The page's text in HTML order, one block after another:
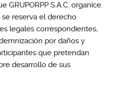
GRUPORPP S.A.C. organice.
se reserva el derecho
legales correspondientes,
por daños y
que pretendan
desarrollo de sus